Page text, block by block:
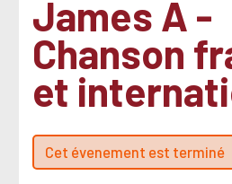
James A -
Chanson
et
Cet évenement est terminé